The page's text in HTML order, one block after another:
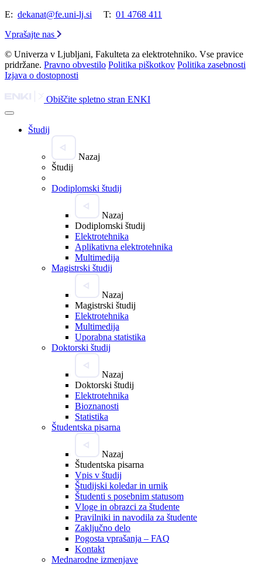
E: dekanat@fe.uni-lj.si T: 01 4768 411
Vprašajte nas
© Univerza v Ljubljani, Fakulteta za elektrotehniko. Vse pravice
pridržane. Pravno obvestilo Politika piškotkov Politika zasebnosti
Izjava o dostopnosti
Obiščite spletno stran ENKI
Študij
Nazaj
Študij
Dodiplomski študij
Nazaj
Dodiplomski študij
Elektrotehnika
Aplikativna elektrotehnika
Multimedija
Magistrski študij
Nazaj
Magistrski študij
Elektrotehnika
Multimedija
Uporabna statistika
Doktorski študij
Nazaj
Doktorski študij
Elektrotehnika
Bioznanosti
Statistika
Študentska pisarna
Nazaj
Študentska pisarna
Vpis v študij
Študijski koledar in urnik
Študenti s posebnim statusom
Vloge in obrazci za študente
Pravilniki in navodila za študente
Zaključno delo
Pogosta vprašanja – FAQ
Kontakt
Mednarodne izmenjave